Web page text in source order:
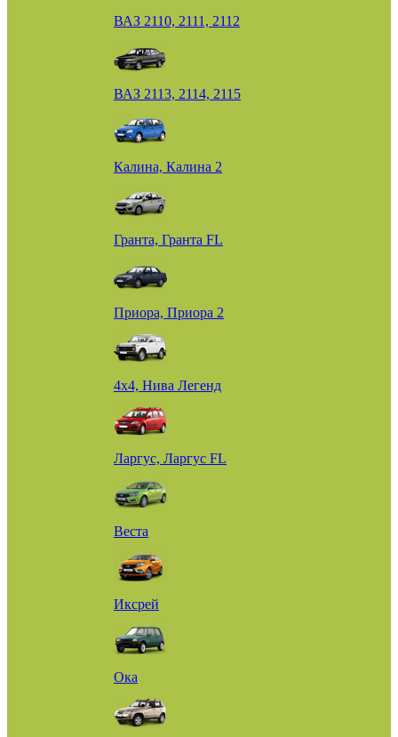
ВАЗ 2110, 2111, 2112
ВАЗ 2113, 2114, 2115
Калина, Калина 2
Гранта, Гранта FL
Приора, Приора 2
4х4, Нива Легенд
Ларгус, Ларгус FL
Веста
Иксрей
Ока